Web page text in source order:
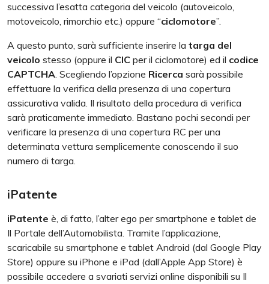
successiva l’esatta categoria del veicolo (autoveicolo,
motoveicolo, rimorchio etc.) oppure “ciclomotore”.
A questo punto, sarà sufficiente inserire la targa del
veicolo stesso (oppure il CIC per il ciclomotore) ed il codice
CAPTCHA. Scegliendo l’opzione Ricerca sarà possibile
effettuare la verifica della presenza di una copertura
assicurativa valida. Il risultato della procedura di verifica
sarà praticamente immediato. Bastano pochi secondi per
verificare la presenza di una copertura RC per una
determinata vettura semplicemente conoscendo il suo
numero di targa.
iPatente
iPatente è, di fatto, l’alter ego per smartphone e tablet de
Il Portale dell’Automobilista. Tramite l’applicazione,
scaricabile su smartphone e tablet Android (dal Google Play
Store) oppure su iPhone e iPad (dall’Apple App Store) è
possibile accedere a svariati servizi online disponibili su Il